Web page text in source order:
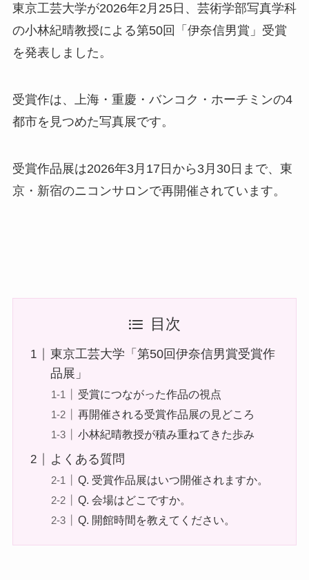
東京工芸大学が2026年2月25日、芸術学部写真学科
の小林紀晴教授による第50回「伊奈信男賞」受賞
を発表しました。
受賞作は、上海・重慶・バンコク・ホーチミンの4
都市を見つめた写真展です。
受賞作品展は2026年3月17日から3月30日まで、東
京・新宿のニコンサロンで再開催されています。
目次
東京工芸大学「第50回伊奈信男賞受賞作
品展」
受賞につながった作品の視点
再開催される受賞作品展の見どころ
小林紀晴教授が積み重ねてきた歩み
よくある質問
Q. 受賞作品展はいつ開催されますか。
Q. 会場はどこですか。
Q. 開館時間を教えてください。